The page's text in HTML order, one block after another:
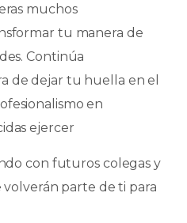
muchos
tu manera de
Continúa
de dejar tu huella en el
en
ejercer
con futuros colegas y
volverán parte de ti para